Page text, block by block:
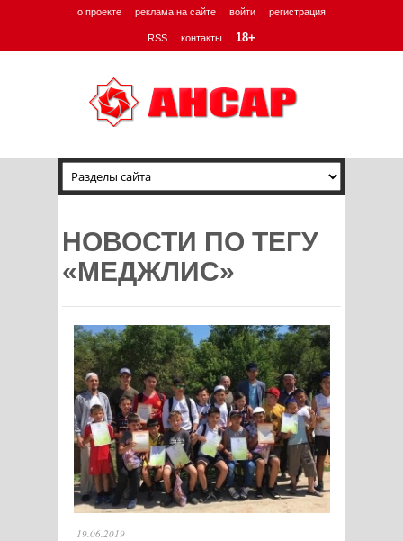
о проекте реклама на сайте войти регистрация
RSS контакты 18+
НОВОСТИ ПО ТЕГУ
«МЕДЖЛИС»
19.06.2019